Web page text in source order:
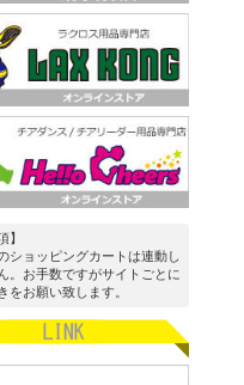
】
ショッピングカートは連動し
。お手数ですがサイトごとに
をお願い致します。